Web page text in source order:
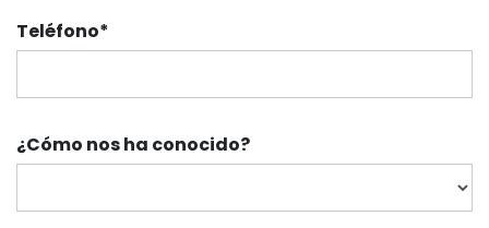
Teléfono*
¿Cómo nos ha conocido?